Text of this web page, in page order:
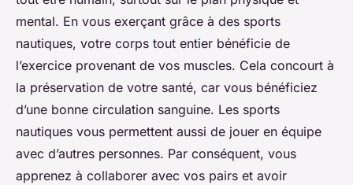
mental. En vous exerçant grâce à des sports
nautiques, votre corps tout entier bénéficie de
l’exercice provenant de vos muscles. Cela concourt à
la préservation de votre santé, car vous bénéficiez
d’une bonne circulation sanguine. Les sports
nautiques vous permettent aussi de jouer en équipe
avec d’autres personnes. Par conséquent, vous
apprenez à collaborer avec vos pairs et avoir